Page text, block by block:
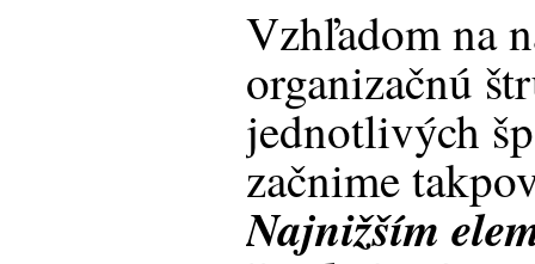
Vzhľadom na
organizačnú
jednotlivých
začnime
Najnižším